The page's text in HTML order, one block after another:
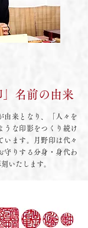
名前の由来
由来となり、「人々を
うな印影をつくり続け
います。月野印は代々
守りする分身・身代わ
いたします。